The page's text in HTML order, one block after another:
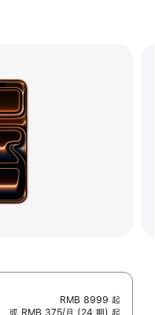
RMB 8999 起
或 RMB 375/月 (24 期) 起